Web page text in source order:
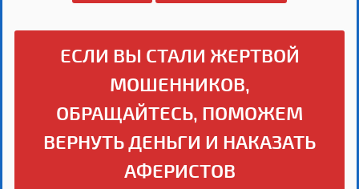
ЕСЛИ ВЫ СТАЛИ ЖЕРТВОЙ
МОШЕННИКОВ,
ОБРАЩАЙТЕСЬ, ПОМОЖЕМ
ВЕРНУТЬ ДЕНЬГИ И НАКАЗАТЬ
АФЕРИСТОВ